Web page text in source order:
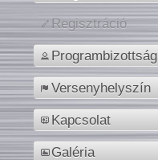
Regisztráció
Programbizottság
Versenyhelyszín
Kapcsolat
Galéria